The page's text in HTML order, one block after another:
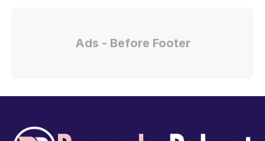
Ads - Before Footer